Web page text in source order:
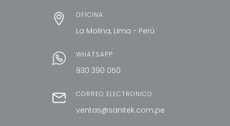
OFICINA
La Molina, Lima - Perú
WHATSAPP
930 390 050
CORREO ELECTRÓNICO
ventas@sanitek.com.pe